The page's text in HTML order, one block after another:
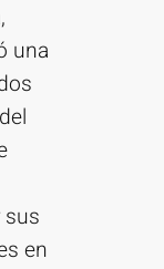
una
sus
en